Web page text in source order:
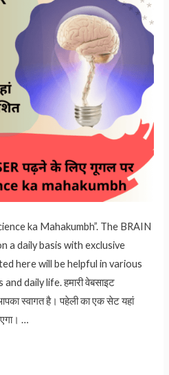
ka Mahakumbh”. The BRAIN
a daily basis with exclusive
here will be helpful in various
daily life. हमारी वेबसाइट
स्वागत है। पहेली का एक सेट यहां
…